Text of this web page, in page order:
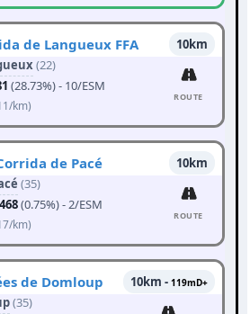
de Langueux FFA
10km
(22)
(28.73%) - 10/ESM
km)
ROUTE
de Pacé
10km
(35)
(0.75%) - 2/ESM
km)
ROUTE
de Domloup 10km - 119mD+
(35)